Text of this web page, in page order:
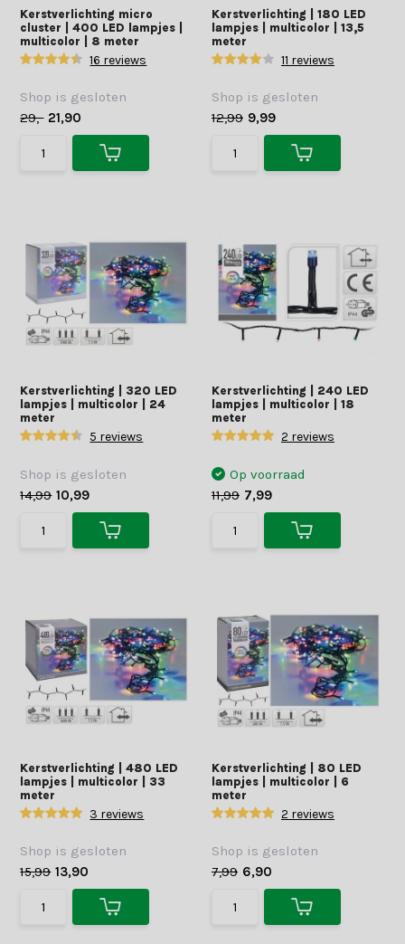
Kerstverlichting micro
cluster | 400 LED lampjes |
multicolor | 8 meter
16 reviews
Shop is gesloten
29,- 21,90
Kerstverlichting | 180 LED
lampjes | multicolor | 13,5
meter
11 reviews
Shop is gesloten
12,99 9,99
Kerstverlichting | 320 LED
lampjes | multicolor | 24
meter
5 reviews
Shop is gesloten
14,99 10,99
Kerstverlichting | 240 LED
lampjes | multicolor | 18
meter
2 reviews
Op voorraad
11,99 7,99
Kerstverlichting | 480 LED
lampjes | multicolor | 33
meter
3 reviews
Shop is gesloten
15,99 13,90
Kerstverlichting | 80 LED
lampjes | multicolor | 6
meter
2 reviews
Shop is gesloten
7,99 6,90